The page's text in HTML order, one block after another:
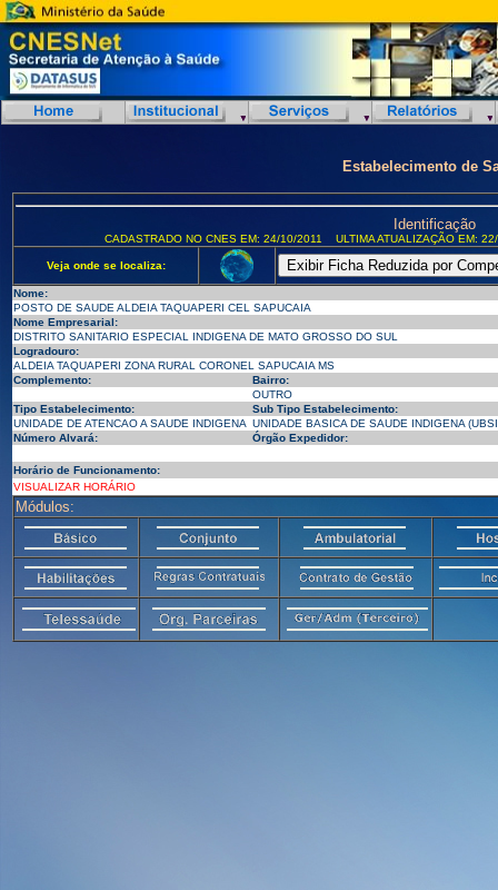
Estabelecimento de
Identificação
CADASTRADO NO CNES EM: 24/10/2011 ULTIMA ATUALIZAÇÃO EM:
Veja onde se localiza:
Nome:
POSTO DE SAUDE ALDEIA TAQUAPERI CEL SAPUCAIA
Nome Empresarial:
DISTRITO SANITARIO ESPECIAL INDIGENA DE MATO GROSSO DO SUL
Logradouro:
ALDEIA TAQUAPERI ZONA RURAL CORONEL SAPUCAIA MS
Complemento:
Bairro:
OUTRO
Tipo Estabelecimento:
Sub Tipo Estabelecimento:
UNIDADE DE ATENCAO A SAUDE INDIGENA UNIDADE BASICA DE SAUDE INDIGENA
Número Alvará:
Órgão Expedidor:
Horário de Funcionamento:
VISUALIZAR HORÁRIO
Módulos: